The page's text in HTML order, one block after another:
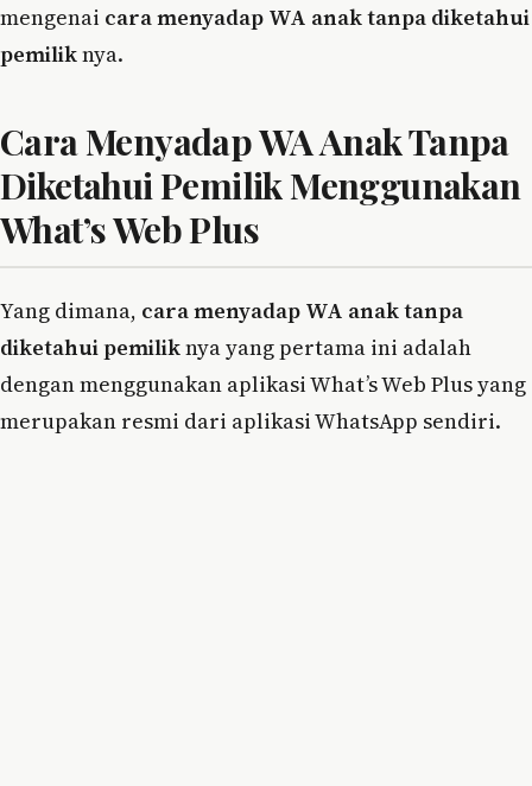
mengenai cara menyadap WA anak tanpa diketahui
pemiliknya.
Cara Menyadap WA Anak Tanpa
Diketahui Pemilik Menggunakan
What’s Web Plus
Yang dimana, cara menyadap WA anak tanpa
diketahui pemiliknya yang pertama ini adalah
dengan menggunakan aplikasi What’s Web Plus yang
merupakan resmi dari aplikasi WhatsApp sendiri.